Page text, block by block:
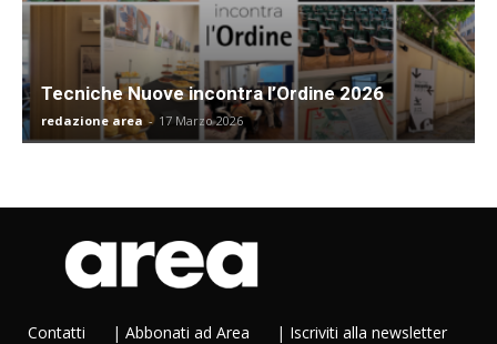
Tecniche Nuove incontra l’Ordine 2026
redazione area - 17 Marzo 2026
Contatti | Abbonati ad Area | Iscriviti alla newsletter